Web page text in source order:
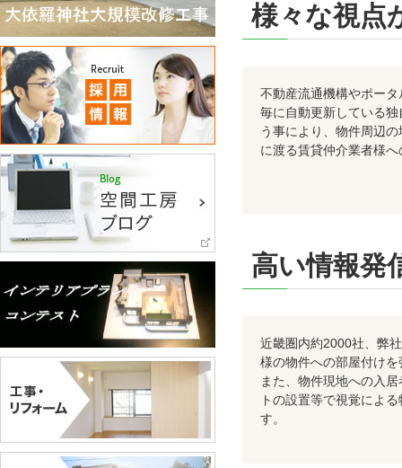
様々な視点
不動産流通機構やポー
毎に自動更新している
う事により、物件周辺
に渡る賃貸仲介業者様
高い情報発
近畿圏内約2000社、弊
様の物件への部屋付け
また、物件現地への入
トの設置等で視覚によ
す。